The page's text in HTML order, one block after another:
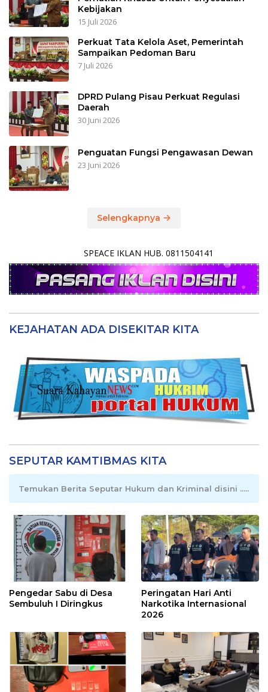
Kebijakan
15 Juli 2026
Perkuat Tata Kelola Aset, Pemerintah
Sampaikan Pedoman Baru
7 Juli 2026
DPRD Pulang Pisau Perkuat Regulasi
Daerah
30 Juni 2026
Penguatan Fungsi Pengawasan Dewan
23 Juni 2026
Selengkapnya
SPEACE IKLAN HUB. 0811504141
KEJAHATAN ADA DISEKITAR KITA
SEPUTAR KAMTIBMAS KITA
Temukan Berita Seputar Hukum dan Kriminal disini .....
Pengedar Sabu di Desa
Sembuluh I Diringkus
Peringatan Hari Anti
Narkotika Internasional
2026